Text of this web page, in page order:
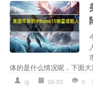
体的是什么情况呢，下面
lg 06-03 0